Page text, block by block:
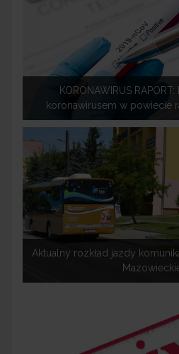
KORONAWIRUS
koronawirusem w powiecie
Aktualny rozkład jazdy